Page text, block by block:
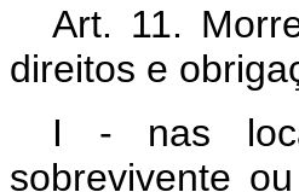
Art. 11.
direitos e
I - nas
sobrevivente